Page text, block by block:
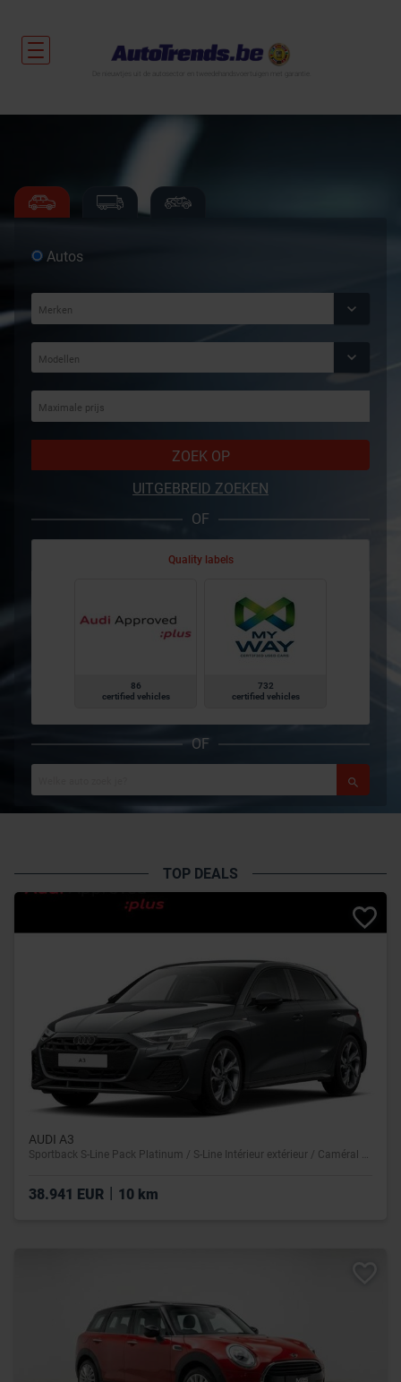
Autos
ZOEK OP
UITGEBREID ZOEKEN
OF
Quality labels
86
certified vehicles
732
certified vehicles
OF
TOP DEALS
AUDI A3
Sportback S-Line Pack Platinum / S-Line Intérieur extérieur / Caméral de recul / Vitres teintées
38.941 EUR 10 km